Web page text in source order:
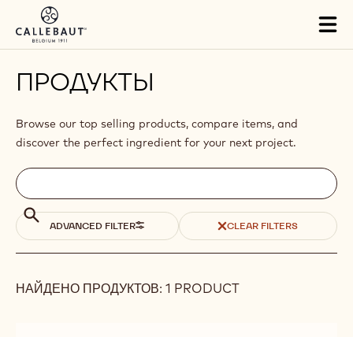
Skip to main content
ПРОДУКТЫ
Browse our top selling products, compare items, and
discover the perfect ingredient for your next project.
Filters
Filters:
search
Поиск
ПоискADVANCED FILTER CLEAR FILTERS
НАЙДЕНО ПРОДУКТОВ: 1 PRODUCT